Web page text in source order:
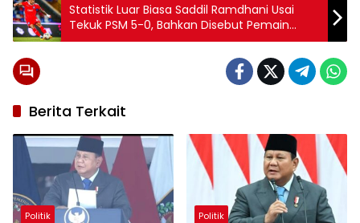
Statistik Luar Biasa Saddil Ramdhani Usai
Tekuk PSM 5-0, Bahkan Disebut Pemain
Terbaik Asia Tenggara
Berita Terkait
Politik Politik